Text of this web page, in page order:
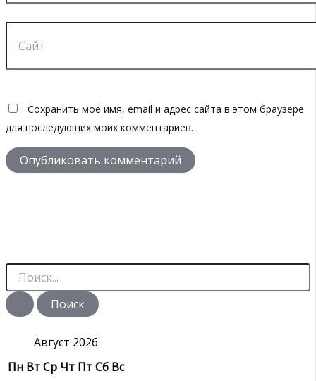
Сохранить моё имя, email и адрес сайта в этом браузере
для последующих моих комментариев.
П
и
с
Август 2026
Пн ВтСр Чт ПтСб Вс